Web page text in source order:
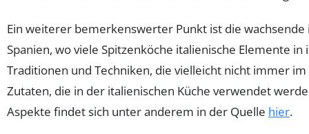
Ein weiterer bemerkenswerter Punkt ist die
Spanien, wo viele Spitzenköche italienische Elemente
Traditionen und Techniken, die vielleicht nicht immer
Zutaten, die in der italienischen Küche verwendet
Aspekte findet sich unter anderem in der Quelle hier.